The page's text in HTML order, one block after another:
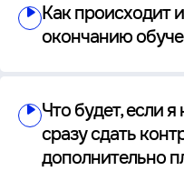
Как происходит
окончанию
Что будет, если
сразу сдать
дополнительно